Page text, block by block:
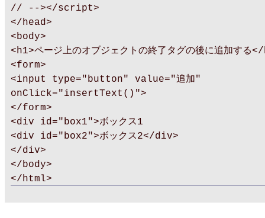
// --></script>
</head>
<body>
<h1>ページ上のオブジェクトの終了タグの後に追加する
<form>
<input type="button" value="追加"
onClick="insertText()">
</form>
<div id="box1">ボックス1
<div id="box2">ボックス2</div>
</div>
</body>
</html>